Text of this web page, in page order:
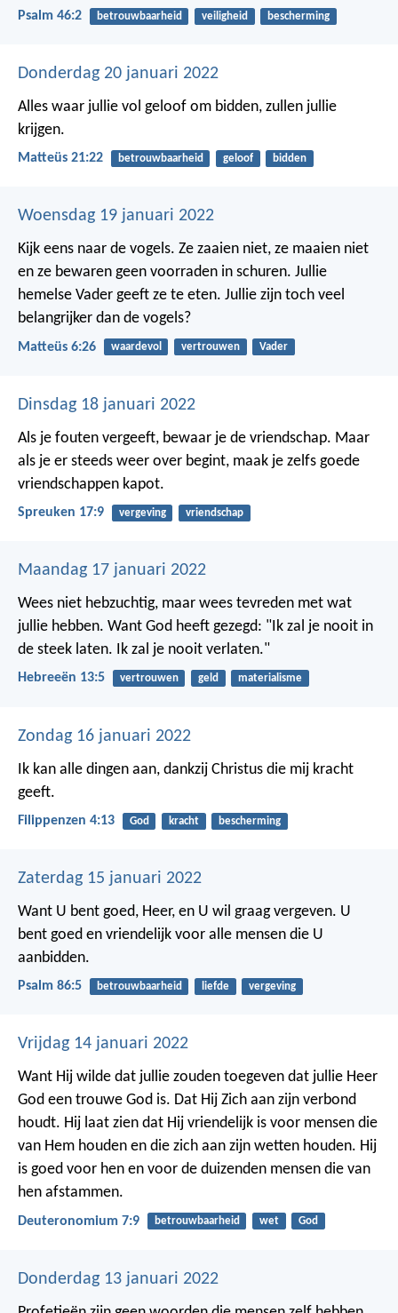
Psalm 46:2 betrouwbaarheid veiligheid bescherming
Donderdag 20 januari 2022
Alles waar jullie vol geloof om bidden, zullen jullie
krijgen.
Matteüs 21:22 betrouwbaarheid geloof bidden
Woensdag 19 januari 2022
Kijk eens naar de vogels. Ze zaaien niet, ze maaien niet
en ze bewaren geen voorraden in schuren. Jullie
hemelse Vader geeft ze te eten. Jullie zijn toch veel
belangrijker dan de vogels?
Matteüs 6:26 waardevol vertrouwen Vader
Dinsdag 18 januari 2022
Als je fouten vergeeft, bewaar je de vriendschap. Maar
als je er steeds weer over begint, maak je zelfs goede
vriendschappen kapot.
Spreuken 17:9 vergeving vriendschap
Maandag 17 januari 2022
Wees niet hebzuchtig, maar wees tevreden met wat
jullie hebben. Want God heeft gezegd: "Ik zal je nooit in
de steek laten. Ik zal je nooit verlaten."
Hebreeën 13:5 vertrouwen geld materialisme
Zondag 16 januari 2022
Ik kan alle dingen aan, dankzij Christus die mij kracht
geeft.
Filippenzen 4:13 God kracht bescherming
Zaterdag 15 januari 2022
Want U bent goed, Heer, en U wil graag vergeven. U
bent goed en vriendelijk voor alle mensen die U
aanbidden.
Psalm 86:5 betrouwbaarheid liefde vergeving
Vrijdag 14 januari 2022
Want Hij wilde dat jullie zouden toegeven dat jullie Heer
God een trouwe God is. Dat Hij Zich aan zijn verbond
houdt. Hij laat zien dat Hij vriendelijk is voor mensen die
van Hem houden en die zich aan zijn wetten houden. Hij
is goed voor hen en voor de duizenden mensen die van
hen afstammen.
Deuteronomium 7:9 betrouwbaarheid wet God
Donderdag 13 januari 2022